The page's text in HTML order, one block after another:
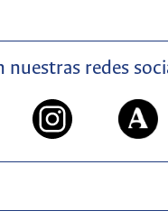
nuestras redes